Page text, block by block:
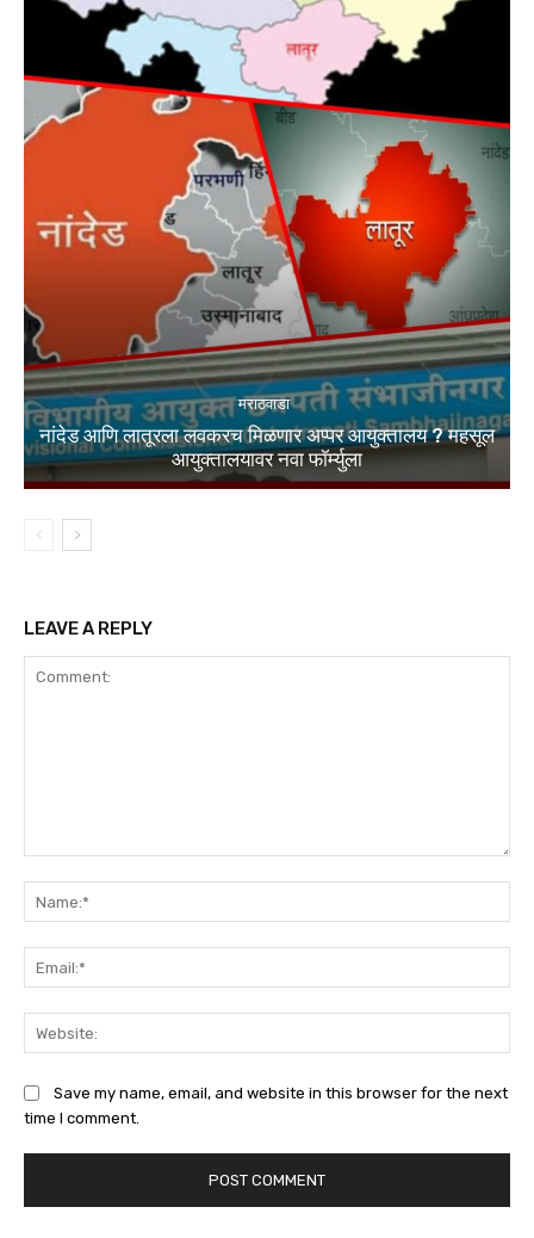
मराठवाडा
नांदेड आणि लातूरला लवकरच मिळणार अप्पर आयुक्तालय ? महसूल
आयुक्तालयावर नवा फॉर्म्युला
LEAVE A REPLY
Save my name, email, and website in this browser for the next
time I comment.